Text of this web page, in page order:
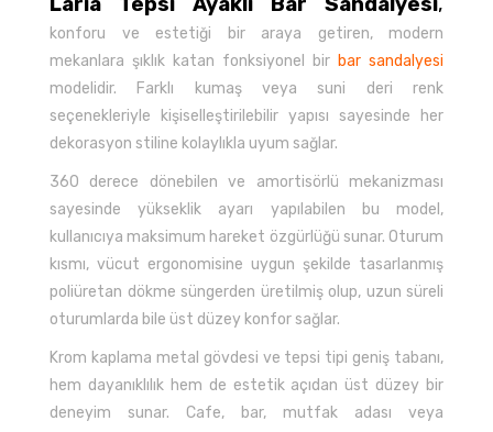
konforu ve estetiği bir araya getiren, modern
mekanlara şıklık katan fonksiyonel bir bar sandalyesi
modelidir. Farklı kumaş veya suni deri renk
seçenekleriyle kişiselleştirilebilir yapısı sayesinde her
dekorasyon stiline kolaylıkla uyum sağlar.
360 derece dönebilen ve amortisörlü mekanizması
sayesinde yükseklik ayarı yapılabilen bu model,
kullanıcıya maksimum hareket özgürlüğü sunar. Oturum
kısmı, vücut ergonomisine uygun şekilde tasarlanmış
poliüretan dökme süngerden üretilmiş olup, uzun süreli
oturumlarda bile üst düzey konfor sağlar.
Krom kaplama metal gövdesi ve tepsi tipi geniş tabanı,
hem dayanıklılık hem de estetik açıdan üst düzey bir
deneyim sunar. Cafe, bar, mutfak adası veya